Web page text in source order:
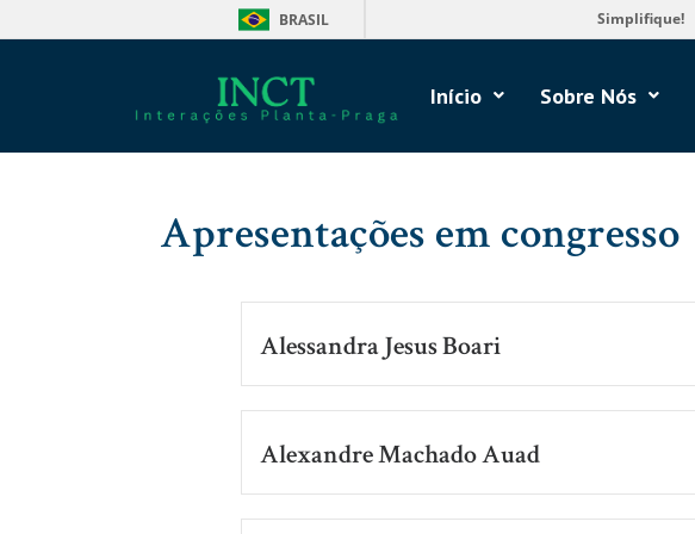
BRASIL Simplifique!
Início Sobre Nós
Apresentações em congresso
Alessandra Jesus Boari
Alexandre Machado Auad